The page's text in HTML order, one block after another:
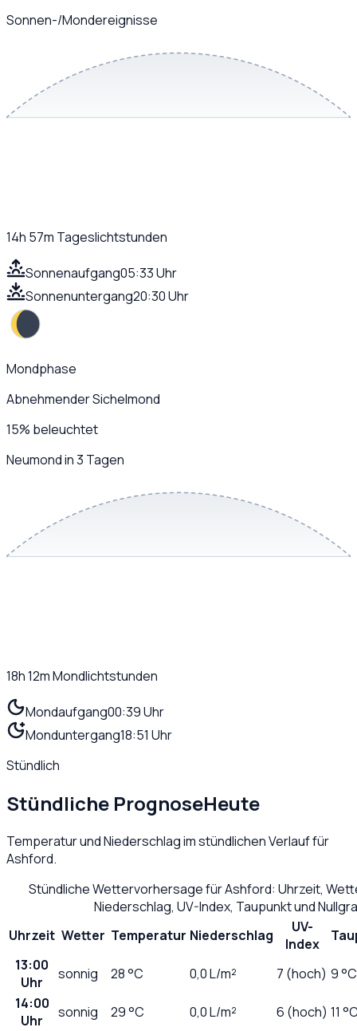
Sonnen-/Mondereignisse
14h 57m Tageslichtstunden
Sonnenaufgang05:33 Uhr
Sonnenuntergang20:30 Uhr
Mondphase
Abnehmender Sichelmond
15% beleuchtet
Neumond in 3 Tagen
18h 12mMondlichtstunden
Mondaufgang00:39 Uhr
Monduntergang18:51 Uhr
Stündlich
Stündliche PrognoseHeute
Temperatur und Niederschlag im stündlichen Verlauf für
Ashford.
Stündliche Wettervorhersage fürAshford: Uhrzeit,
Niederschlag, UV-Index, Taupunkt und
Uhrzeit Wetter Temperatur Niederschlag
UV-
Index
13:00
Uhr
sonnig 28°C 0,0L/m² 7 (hoch) 9 °C
14:00
Uhr
sonnig 29°C 0,0L/m² 6 (hoch) 11